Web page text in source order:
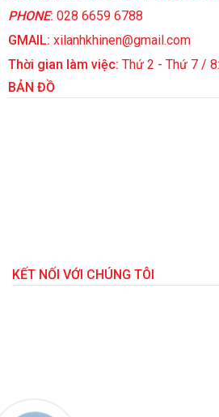
PHONE: 028 6659 6788
GMAIL: xilanhkhinen@gmail.com
Thời gian làm việc: Thứ 2 - Thứ 7 /
BẢN ĐỒ
KẾT NỐI VỚI CHÚNG TÔI